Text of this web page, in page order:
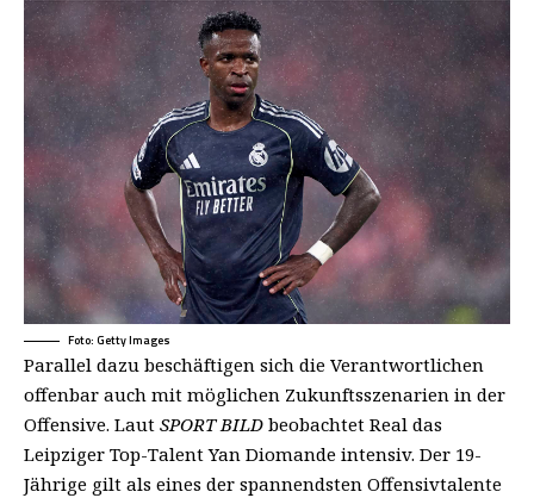
Foto: Getty Images
Parallel dazu beschäftigen sich die Verantwortlichen
offenbar auch mit möglichen Zukunftsszenarien in der
Offensive. Laut SPORT BILD beobachtet Real das
Leipziger Top-Talent Yan Diomande intensiv. Der 19-
Jährige gilt als eines der spannendsten Offensivtalente